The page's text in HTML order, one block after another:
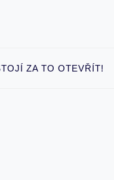
ZA TO OTEVŘÍT!